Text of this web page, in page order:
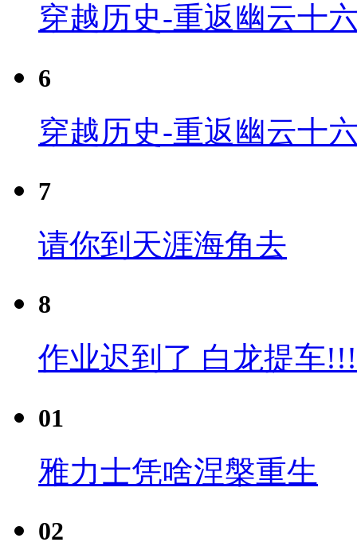
穿越历史-重返幽云十
6
穿越历史-重返幽云十
7
请你到天涯海角去
8
作业迟到了 白龙提车
01
雅力士凭啥涅槃重生
02